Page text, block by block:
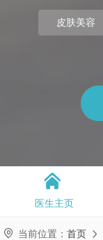
皮肤美容

医生主页
 当前位置：首页 